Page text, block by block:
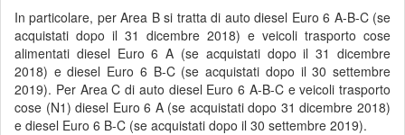
In particolare, per Area B si tratta di auto diesel Euro 6 A-B-C (se
acquistati dopo il 31 dicembre 2018) e veicoli trasporto cose
alimentati diesel Euro 6 A (se acquistati dopo il 31 dicembre
2018) e diesel Euro 6 B-C (se acquistati dopo il 30 settembre
2019). Per Area C di auto diesel Euro 6 A-B-C e veicoli trasporto
cose (N1) diesel Euro 6 A (se acquistati dopo 31 dicembre 2018)
e diesel Euro 6 B-C (se acquistati dopo il 30 settembre 2019).